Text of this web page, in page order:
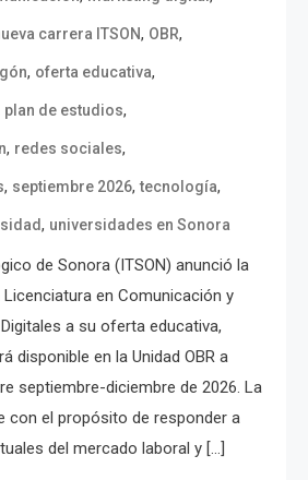
carrera ITSON, OBR,
, oferta educativa,
plan de estudios,
, redes sociales,
, septiembre 2026,tecnología,
, universidades en Sonora
de Sonora (ITSON) anunció la
en Comunicación y
a su oferta educativa,
disponible en la Unidad OBR a
septiembre-diciembre de 2026. La
con el propósito de responder a
del mercado laboral y […]